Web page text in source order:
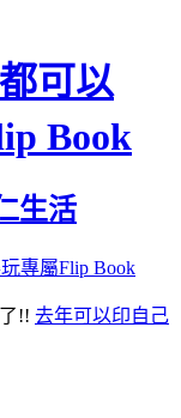
可以
Book
生活
!! 去年可以印自己